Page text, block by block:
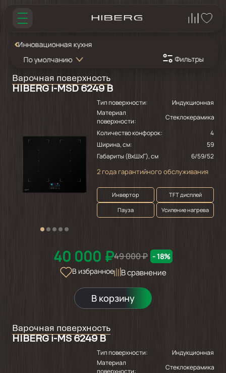
Инновационная кухня
По умолчанию
Фильтры
Варочная поверхность
HIBERG i-MSD 6249 B
Тип поверхности:
Индукционная
Материал
поверхности:
Стеклокерамика
Количество конфорок:
4
Ширина, см:
59
Габариты (ВхШхГ), см
6/59/52
2 года гарантийного обслуживания
Инвертор
TFT дисплей
Пауза
Усиление нагрева
40 000 ₽49 000 ₽ - 18%
В избранное
В сравнение
В корзину
Варочная поверхность
HIBERG i-MS 6249 B
Тип поверхности:
Индукционная
Материал
поверхности:
Стеклокерамика